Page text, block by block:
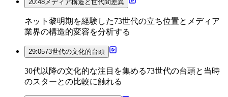
20:48メディア構造と世代間差異
ネット黎明期を経験した73世代の立ち位置とメディア
業界の構造的変容を分析する
29:0573世代の文化的台頭
30代以降の文化的な注目を集める73世代の台頭と当時
のスターとの比較に触れる